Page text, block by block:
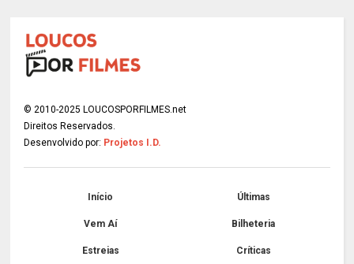
© 2010-2025 LOUCOSPORFILMES.net
Direitos Reservados.
Desenvolvido por: Projetos I.D.
Início Últimas
Vem Aí Bilheteria
Estreias Críticas